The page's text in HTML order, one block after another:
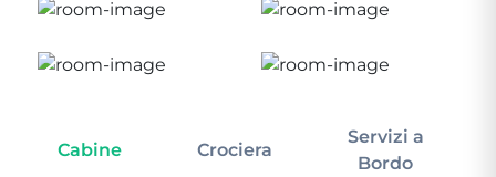
Cabine Crociera
Servizi a
Bordo